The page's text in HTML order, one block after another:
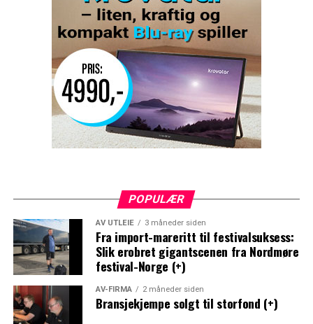
POPULÆR
AV UTLEIE 3 måneder siden
Fra import-mareritt til festivalsuksess:
Slik erobret gigantscenen fra Nordmøre
festival-Norge (+)
AV-FIRMA 2 måneder siden
Bransjekjempe solgt til storfond (+)